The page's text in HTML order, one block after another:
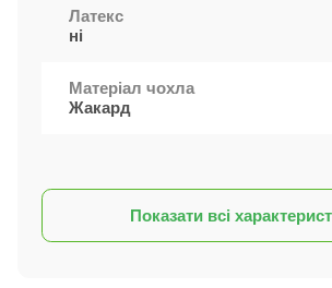
Латекс
ні
Матеріал чохла
Жакард
Показати всі